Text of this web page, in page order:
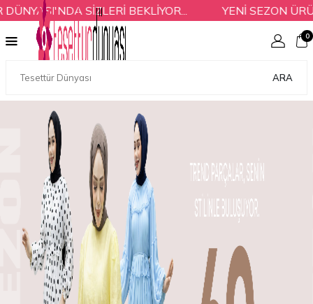
BEKLİYOR... YENİ SEZON ÜRÜNLER VE %
ARA
0